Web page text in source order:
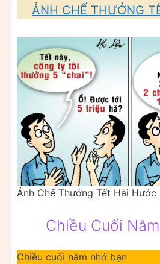
ẢNH CHẾ THƯỞNG
Ảnh Chế Thưởng Tết Hài Hước
Chiều Cuối
Chiều cuối năm nhớ bạn